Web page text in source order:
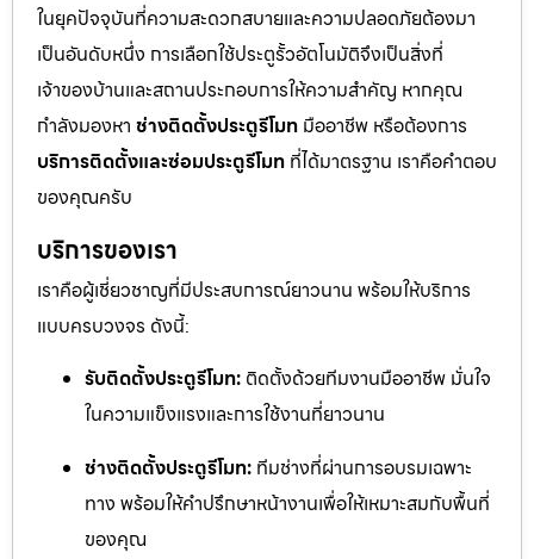
ในยุคปัจจุบันที่ความสะดวกสบายและความปลอดภัยต้องมา
เป็นอันดับหนึ่ง การเลือกใช้ประตูรั้วอัตโนมัติจึงเป็นสิ่งที่
เจ้าของบ้านและสถานประกอบการให้ความสำคัญ หากคุณ
กำลังมองหา ช่างติดตั้งประตูรีโมท มืออาชีพ หรือต้องการ
บริการติดตั้งและซ่อมประตูรีโมท ที่ได้มาตรฐาน เราคือคำตอบ
ของคุณครับ
บริการของเรา
เราคือผู้เชี่ยวชาญที่มีประสบการณ์ยาวนาน พร้อมให้บริการ
แบบครบวงจร ดังนี้:
รับติดตั้งประตูรีโมท: ติดตั้งด้วยทีมงานมืออาชีพ มั่นใจ
ในความแข็งแรงและการใช้งานที่ยาวนาน
ช่างติดตั้งประตูรีโมท: ทีมช่างที่ผ่านการอบรมเฉพาะ
ทาง พร้อมให้คำปรึกษาหน้างานเพื่อให้เหมาะสมกับพื้นที่
ของคุณ